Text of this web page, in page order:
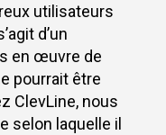
utilisateurs
d’un
en œuvre de
pourrait être
ClevLine, nous
selon laquelle il